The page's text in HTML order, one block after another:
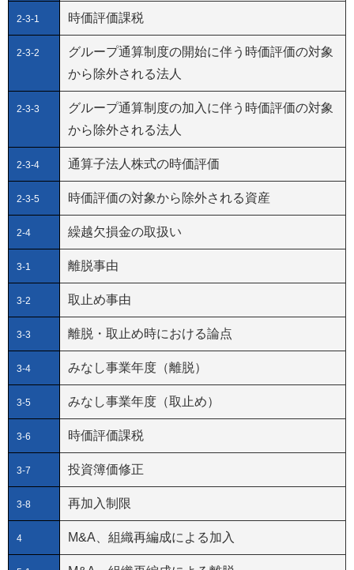
2-3-1 時価評価課税
2-3-2
グループ通算制度の開始に伴う時価評価の対象
から除外される法人
2-3-3
グループ通算制度の加入に伴う時価評価の対象
から除外される法人
2-3-4 通算子法人株式の時価評価
2-3-5 時価評価の対象から除外される資産
2-4 繰越欠損金の取扱い
3-1 離脱事由
3-2 取止め事由
3-3 離脱・取止め時における論点
3-4 みなし事業年度（離脱）
3-5 みなし事業年度（取止め）
3-6 時価評価課税
3-7 投資簿価修正
3-8 再加入制限
4 M&A、組織再編成による加入